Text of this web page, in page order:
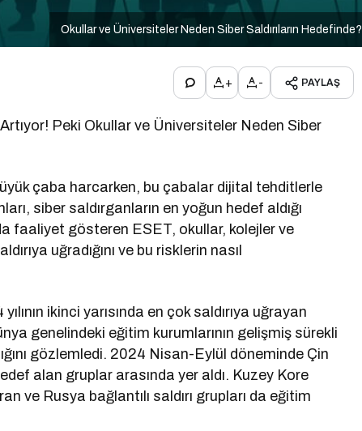
Okullar ve Üniversiteler Neden Siber Saldırıların Hedefinde?
+ - PAYLAŞ
Peki Okullar ve Üniversiteler Neden Siber
çaba harcarken, bu çabalar dijital tehditlerle
siber saldırganların en yoğun hedef aldığı
faaliyet gösteren ESET, okullar, kolejler ve
uğradığını ve bu risklerin nasıl
ikinci yarısında en çok saldırıya uğrayan
genelindeki eğitim kurumlarının gelişmiş sürekli
gözlemledi. 2024 Nisan-Eylül döneminde Çin
alan gruplar arasında yer aldı. Kuzey Kore
ve Rusya bağlantılı saldırı grupları da eğitim